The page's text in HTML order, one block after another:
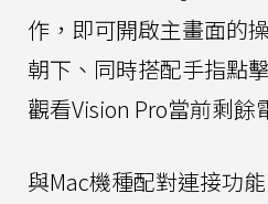
作，即可開啟主畫面的
朝下、同時搭配手指點
觀看Vision Pro當前剩餘
與Mac機種配對連接功